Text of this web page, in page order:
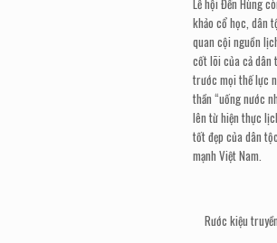
Lễ hội Đền Hùng
khảo cổ học, dân
quan cội nguồn
cốt lõi của cả dân
trước mọi thế lực
thần “uống nước
lên từ hiện thực
tốt đẹp của dân
mạnh Việt Nam.
Rước kiệu